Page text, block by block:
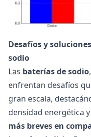
Desafíos y
sodio
Las baterías de sodio
enfrentan desafíos
gran escala,
densidad energética
más breves en